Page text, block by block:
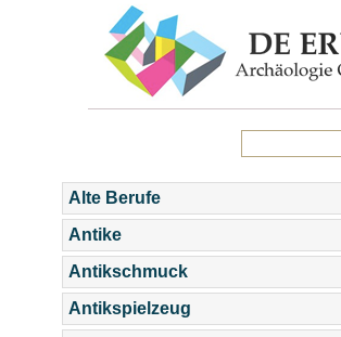
Alte Berufe
Antike
Antikschmuck
Antikspielzeug